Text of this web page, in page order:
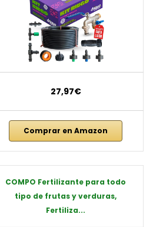
27,97€
Comprar en Amazon
COMPO Fertilizante para todo
tipo de frutas y verduras,
Fertiliza...